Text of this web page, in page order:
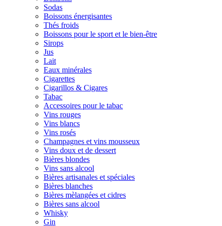
Sodas
Boissons énergisantes
Thés froids
Boissons pour le sport et le bien-être
Sirops
Jus
Lait
Eaux minérales
Cigarettes
Cigarillos & Cigares
Tabac
Accessoires pour le tabac
Vins rouges
Vins blancs
Vins rosés
Champagnes et vins mousseux
Vins doux et de dessert
Bières blondes
Vins sans alcool
Bières artisanales et spéciales
Bières blanches
Bières mèlangées et cidres
Bières sans alcool
Whisky
Gin